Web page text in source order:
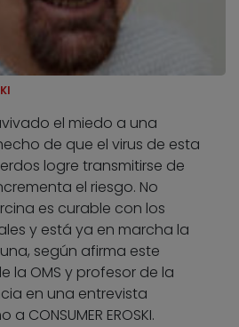
el miedo a una
de que el virus de esta
logre transmitirse de
el riesgo. No
es curable con los
y está ya en marcha la
según afirma este
la OMS y profesor de la
en una entrevista
CONSUMER EROSKI.